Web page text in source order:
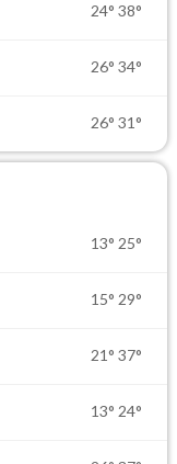
24° 38°
26° 34°
26° 31°
13° 25°
15° 29°
21° 37°
13° 24°